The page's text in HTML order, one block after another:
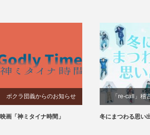
ボクラ団義からのお知らせ
映画「神ミタイナ時間」
「re-call」稽
冬にまつわる思い